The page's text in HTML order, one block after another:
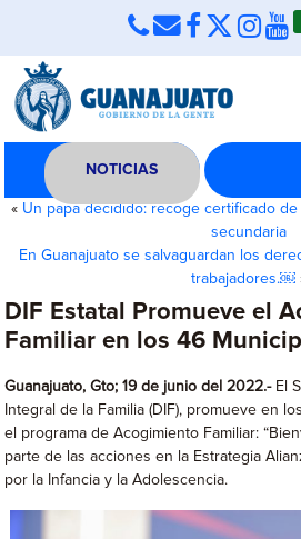
NOTICIAS
« Un papá decidido: recoge certificado
secundaria
En Guanajuato se salvaguardan los
trabajadores.￼
DIF Estatal Promueve el
Familiar en los 46
Guanajuato, Gto; 19 de junio del 2022.- El
Integral de la Familia (DIF), promueve en
el programa de Acogimiento Familiar:
parte de las acciones en la Estrategia
por la Infancia y la Adolescencia.